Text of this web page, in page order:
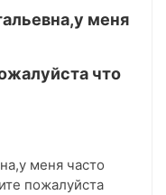
меня
что
меня часто
пожалуйста